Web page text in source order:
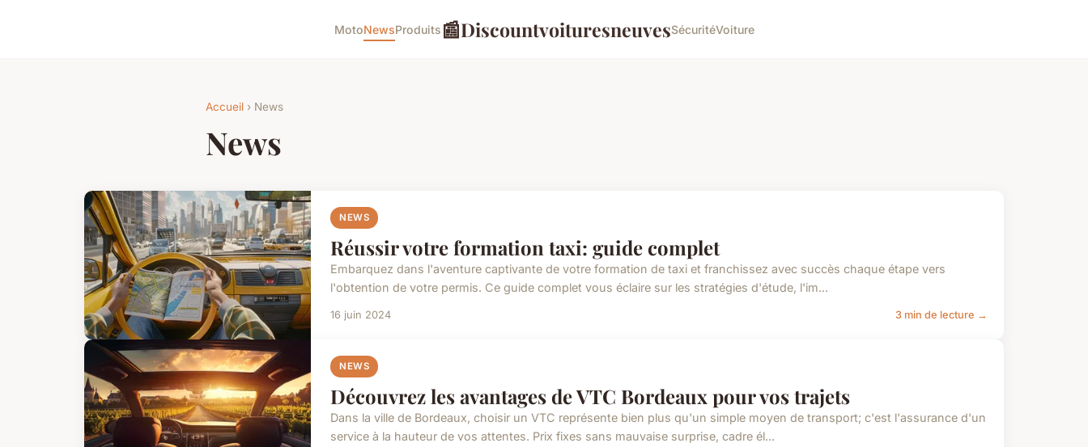
MotoNewsProduits 📰DiscountvoituresneuvesSécuritéVoiture
Accueil › News
News
NEWS
Réussir votre formation taxi: guide complet
Embarquez dans l'aventure captivante de votre formation de taxi et franchissez avec succès chaque étape vers
l'obtention de votre permis. Ce guide complet vous éclaire sur les stratégies d'étude, l'im...
16 juin 2024 3 min de lecture →
NEWS
Découvrez les avantages de VTC Bordeaux pour vos trajets
Dans la ville de Bordeaux, choisir un VTC représente bien plus qu'un simple moyen de transport; c'est l'assurance d'un
service à la hauteur de vos attentes. Prix fixes sans mauvaise surprise, cadre él...